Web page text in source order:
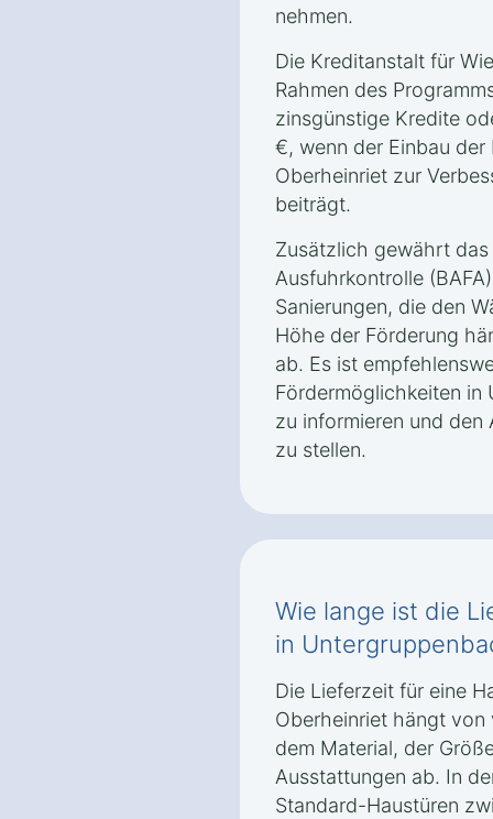
nehmen.
Die Kreditanstalt für
Rahmen des
zinsgünstige Kredite
€, wenn der Einbau
Oberheinriet zur
beiträgt.
Zusätzlich gewährt
Ausfuhrkontrolle
Sanierungen, die den
Höhe der Förderung
ab. Es ist
Fördermöglichkeiten in
zu informieren und den
zu stellen.
Wie lange ist die
in
Die Lieferzeit für eine
Oberheinriet hängt
dem Material, der
Ausstattungen ab. In
Standard-Haustüren